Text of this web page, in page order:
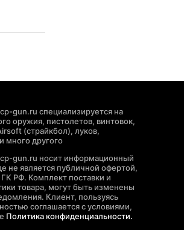
gun.ru специализируется на
оружия, пистолетов, винтовок,
(страйкбол), луков,
много другого
gun.ru носит информационный
не является публичной офертой,
РФ. Комплект поставки и
товара, могут быть изменены
Клиент, пользуясь
соглашается с условиями,
Политика конфиденциальности.